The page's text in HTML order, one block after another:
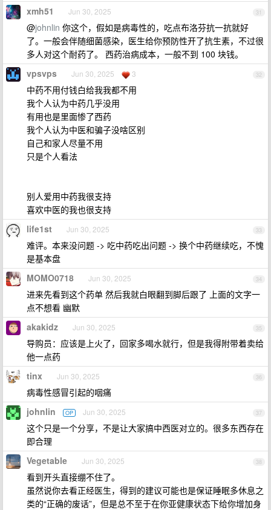
31
xmh51 Jun 30, 2025
@johnlin 你这个，假如是病毒性的，吃点布洛芬抗一抗就好
了。一般会伴随细菌感染，医生给你预防性开了抗生素，不过很
多人对这个耐药了。 西药治病成本，一般不到 100 块钱。
32
vpsvps Jun 30, 2025 3
中药不用付钱白给我我都不用
我个人认为中药几乎没用
有用也是里面惨了西药
我个人认为中医和骗子没啥区别
自己和家人尽量不用
只是个人看法
别人爱用中药我很支持
喜欢中医的我也很支持
33
life1st Jun 30, 2025
难评。本来没问题 -> 吃中药吃出问题 -> 换个中药继续吃，不愧
是基本盘
34
MOMO0718 Jun 30, 2025
进来先看到这个药单 然后我就白眼翻到脚后跟了 上面的文字一
点不想看 幽默
35
akakidz Jun 30, 2025
导购员：应该是上火了，回家多喝水就行，但是我得附带着卖给
他一点药
36
tinx Jun 30, 2025
病毒性感冒引起的咽痛
37
johnlin OP Jun 30, 2025
这个只是一个分享，不是让大家搞中西医对立的。很多东西存在
即合理
38
Vegetable Jun 30, 2025
看到开头直接绷不住了。
虽然说你去看正经医生，得到的建议可能也是保证睡眠多休息之
类的“正确的废话”，但是总不至于在你亚健康状态下给你增加身